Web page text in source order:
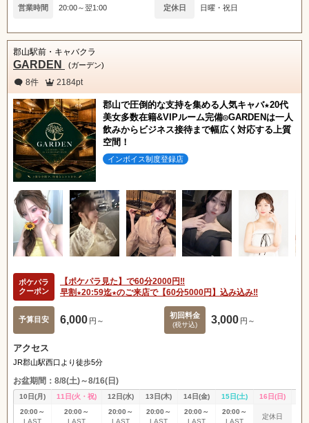
営業時間 20:00～翌1:00 定休日 日曜・祝日
郡山駅前・キャバクラ
GARDEN (ガーデン)
8件 2184pt
郡山で圧倒的な支持を集める人気キャバ★20代
美女多数在籍&VIPルーム完備◎GARDENは一人
飲みからビジネス接待まで幅広く対応する上質
空間！
インボイス制度登録店
ポケパラ
クーポン
【ポケパラ見た】で60分2000円‼️
早割★20:59迄★のご来店で【60分5000円】込み込み‼️
予算目安 6,000 円～
初回料金
(税サ込) 3,000 円～
アクセス
JR郡山駅西口より徒歩5分
お盆期間：8/8(土)～8/16(日)
10日(月) 11日(火・祝) 12日(水) 13日(木) 14日(金) 15日(土) 16日(日)
20:00～
20:00～
20:00～
20:00～
20:00～
20:00～
定休日
会員ログイン
北海道
甲信越 北陸